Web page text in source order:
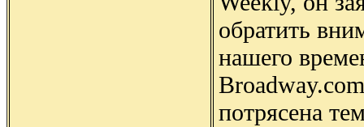
обратить
нашего
потрясена